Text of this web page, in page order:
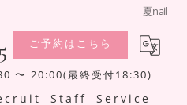
夏nail
ご予約はこちら
〜 20:00(最終受付18:30)
Staff Service